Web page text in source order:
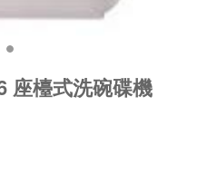
座檯式洗碗碟機